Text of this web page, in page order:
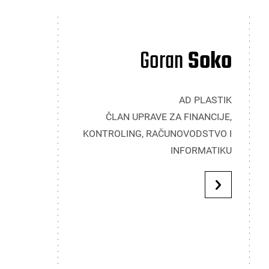
GoranSoko
AD PLASTIK
ČLAN UPRAVE ZA FINANCIJE,
KONTROLING, RAČUNOVODSTVO I
INFORMATIKU